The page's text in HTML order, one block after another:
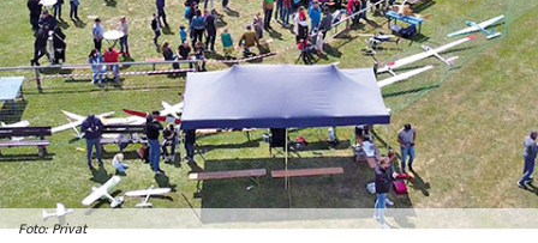
Foto: Privat